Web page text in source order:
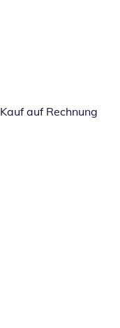
Kauf auf Rechnung